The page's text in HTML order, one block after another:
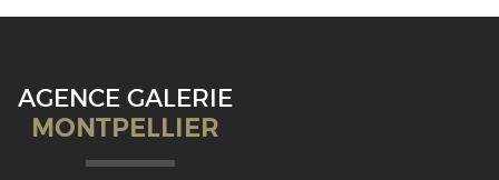
AGENCE GALERIE
MONTPELLIER